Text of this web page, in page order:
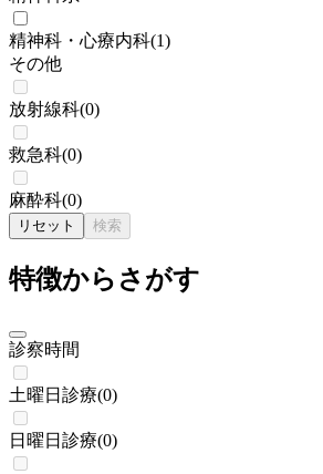
精神科・心療内科(1)
その他
放射線科(0)
救急科(0)
麻酔科(0)
リセット 検索
特徴からさがす
診察時間
土曜日診療(0)
日曜日診療(0)